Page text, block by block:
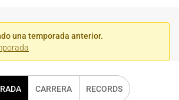
una temporada anterior.
CARRERA RECORDS